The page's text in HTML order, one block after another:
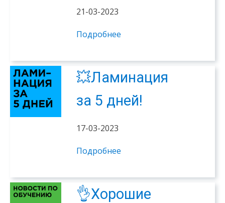
21-03-2023
Подробнее
💥Ламинация
за 5 дней!
17-03-2023
Подробнее
👌Хорошие